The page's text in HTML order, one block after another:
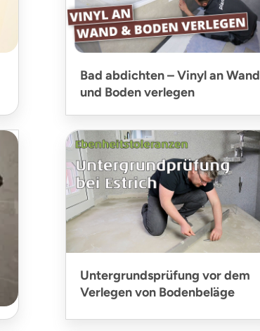
Bad abdichten – Vinyl an Wand
und Boden verlegen
Untergrundsprüfung vor dem
Verlegen von Bodenbeläge